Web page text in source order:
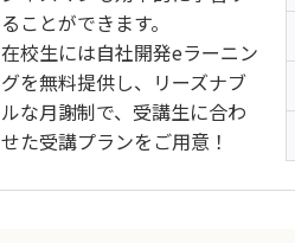
ることができます。
在校生には自社開発eラーニン
グを無料提供し、リーズナブ
ルな月謝制で、受講生に合わ
せた受講プランをご用意！